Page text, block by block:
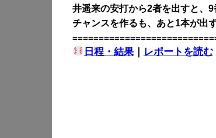
井遥来の安打から2者を出すと、
チャンスを作るも、あと1本が出
日程・結果｜ レポートを読む